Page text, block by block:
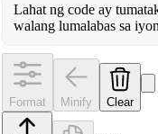
Lahat ng code ay
walang lumalabas sa
Format Minify Clear